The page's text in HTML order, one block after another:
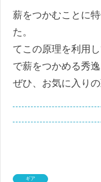
薪をつかむことに
た。
てこの原理を利用
で薪をつかめる秀逸
ぜひ、お気に入り
ギア